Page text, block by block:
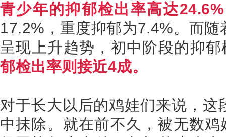
青少年的抑郁检出率高达24.6%
17.2% ，重度抑郁为7.4%。而随
呈现上升趋势，初中阶段的抑
郁检出率则接近4成。
对于长大以后的鸡娃们来说，
中抹除。就在前不久，被无数鸡